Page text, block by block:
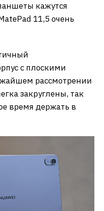
кажутся
11,5 очень
с плоскими
рассмотрении
закруглены, так
время держать в